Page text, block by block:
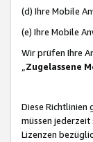
(d) Ihre Mobile
(e) Ihre Mobile
Wir prüfen Ihre
„Zugelassene
Diese Richtlinien
müssen
Lizenzen